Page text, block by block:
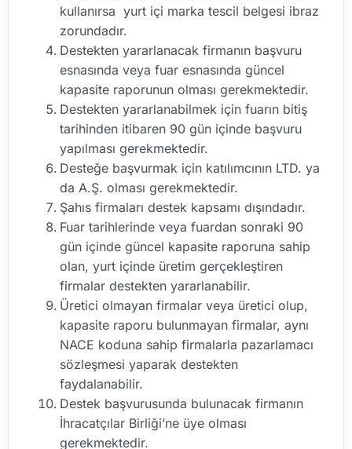
kullanırsa yurt içi marka tescil belgesi ibraz
zorundadır.
Destekten yararlanacak firmanın başvuru
esnasında veya fuar esnasında güncel
kapasite raporunun olması gerekmektedir.
Destekten yararlanabilmek için fuarın bitiş
tarihinden itibaren 90 gün içinde başvuru
yapılması gerekmektedir.
Desteğe başvurmak için katılımcının LTD. ya
da A.Ş. olması gerekmektedir.
Şahıs firmaları destek kapsamı dışındadır.
Fuar tarihlerinde veya fuardan sonraki 90
gün içinde güncel kapasite raporuna sahip
olan, yurt içinde üretim gerçekleştiren
firmalar destekten yararlanabilir.
Üretici olmayan firmalar veya üretici olup,
kapasite raporu bulunmayan firmalar, aynı
NACE koduna sahip firmalarla pazarlamacı
sözleşmesi yaparak destekten
faydalanabilir.
Destek başvurusunda bulunacak firmanın
İhracatçılar Birliği’ne üye olması
gerekmektedir.